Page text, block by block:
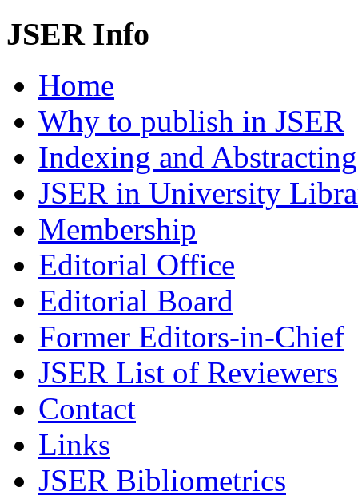
JSER Info
Home
Why to publish in JSER
Indexing and Abstracting
JSER in University
Membership
Editorial Office
Editorial Board
Former Editors-in-Chief
JSER List of Reviewers
Contact
Links
JSER Bibliometrics